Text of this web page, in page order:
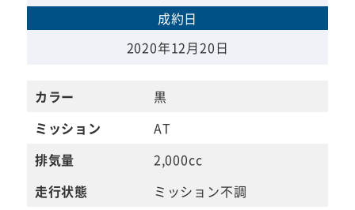
成約日
2020年12月20日
カラー
黒
ミッション
AT
排気量
2,000cc
走行状態
ミッション不調